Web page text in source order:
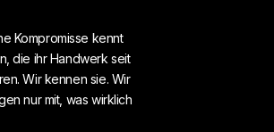
Kompromisse kennt
die ihr Handwerk seit
Wir kennen sie. Wir
nur mit, was wirklich